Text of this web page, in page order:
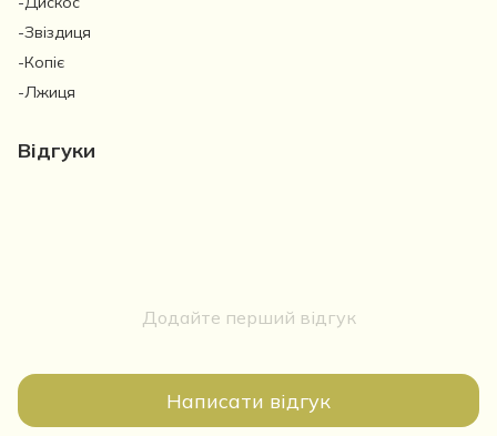
-Звіздиця
-Копіє
-Лжиця
Відгуки
Додайте перший відгук
Написати відгук